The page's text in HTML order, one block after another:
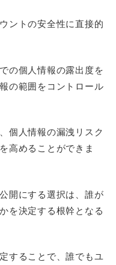
ントの安全性に直接的
の個人情報の露出度を
の範囲をコントロール
個人情報の漏洩リスク
高めることができま
開にする選択は、誰が
を決定する根幹となる
することで、誰でもユ